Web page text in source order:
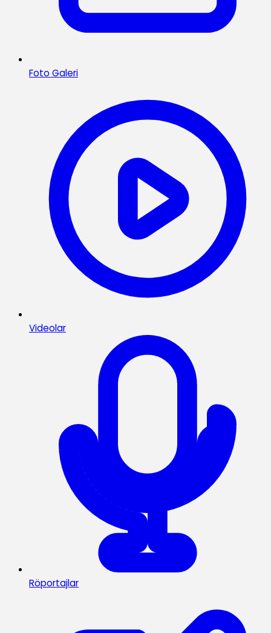
Foto Galeri
Videolar
Röportajlar